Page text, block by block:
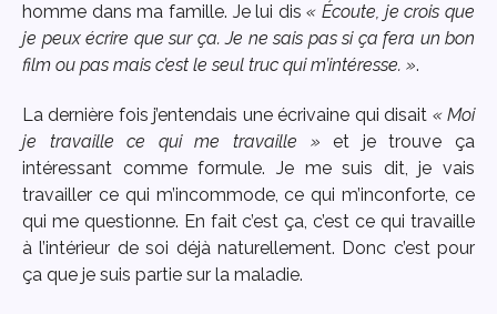
homme dans ma famille. Je lui dis« Écoute, je crois que
je peux écrire que sur ça. Je ne sais pas si ça fera un bon
film ou pas mais c’est le seul truc qui m’intéresse. ».
La dernière fois j’entendais une écrivaine qui disait « Moi
je travaille ce qui me travaille » et je trouve ça
intéressant comme formule. Je me suis dit, je vais
travailler ce qui m’incommode, ce qui m’inconforte, ce
qui me questionne. En fait c’est ça, c’est ce qui travaille
à l’intérieur de soi déjà naturellement. Donc c’est pour
ça que je suis partie sur la maladie.